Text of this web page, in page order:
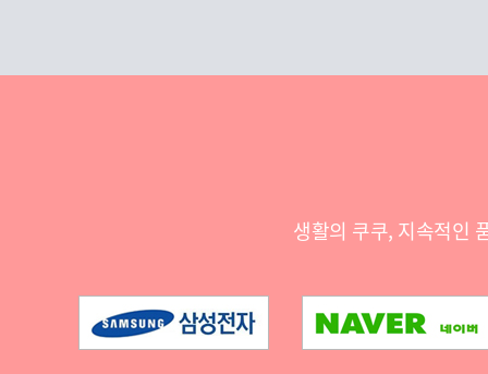
생활의 쿠쿠, 지속적인